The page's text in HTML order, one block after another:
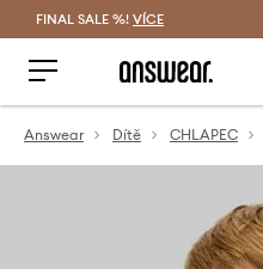
FINAL SALE %! VÍCE
Answear Dítě CHLAPEC